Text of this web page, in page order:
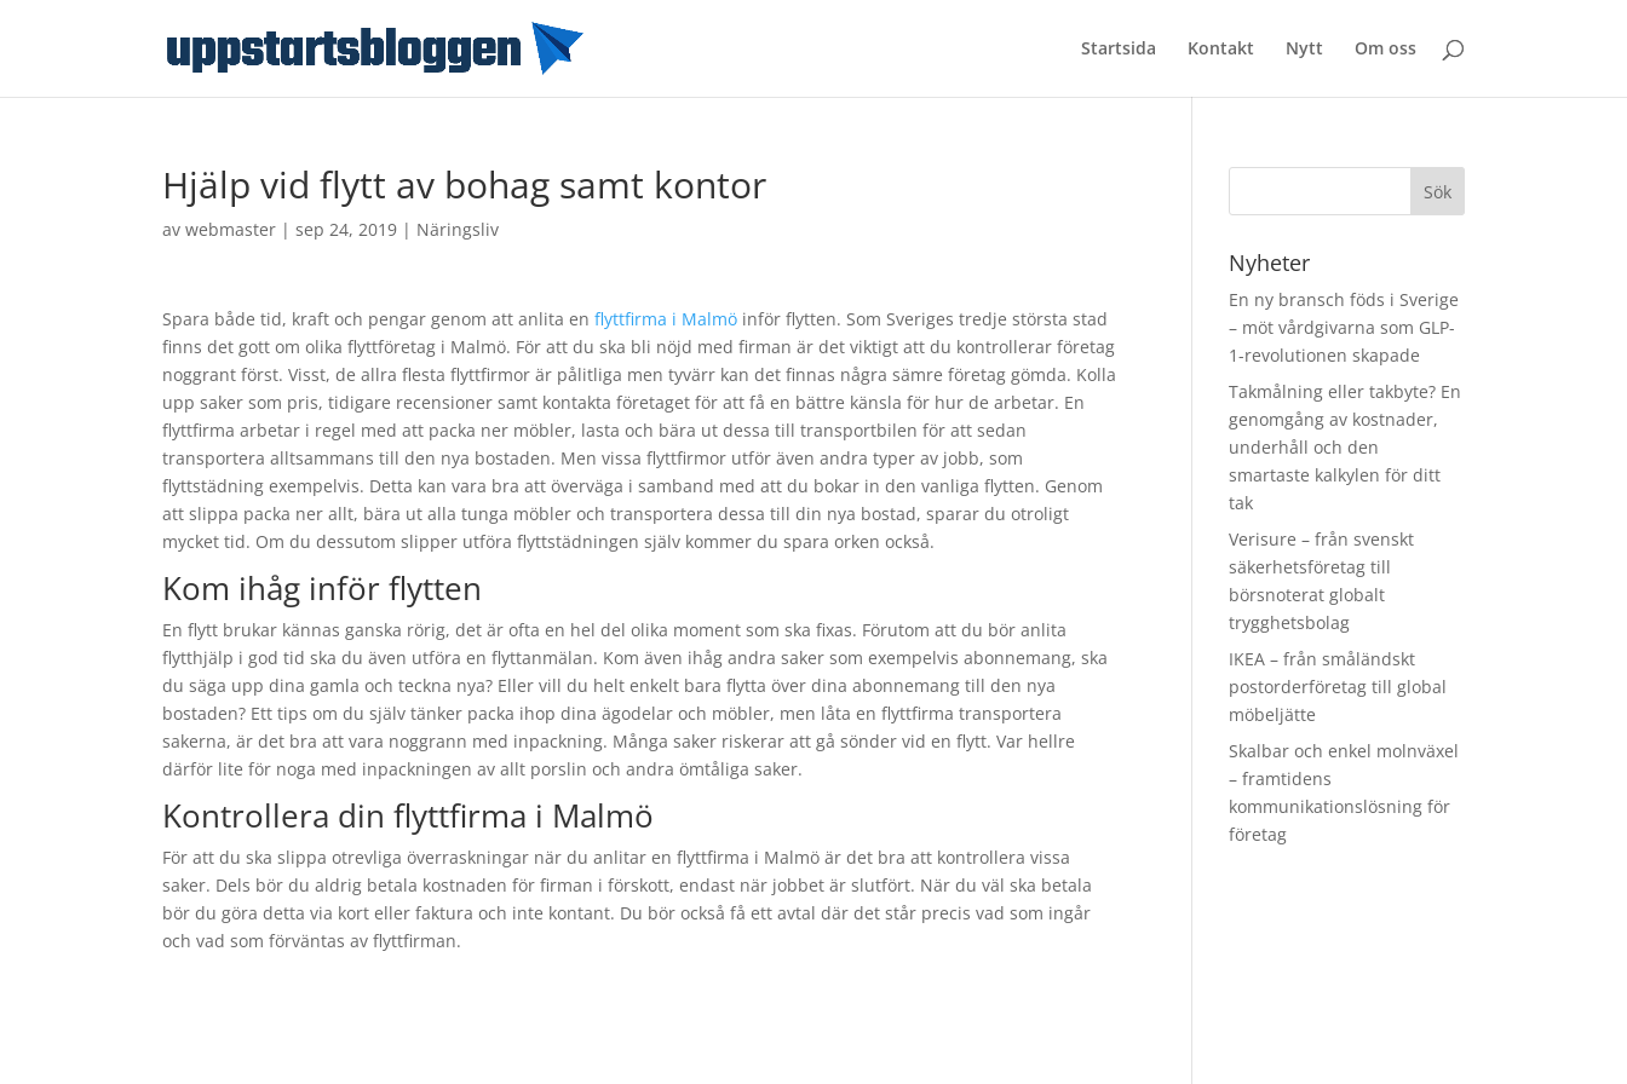
Startsida Kontakt Nytt Om oss
Hjälp vid flytt av bohag samt kontor
avwebmaster |sep 24, 2019 | Näringsliv
Spara både tid, kraft och pengar genom att anlita enflyttfirma i Malmö inför flytten. Som Sveriges tredje största stad
finns det gott om olika flyttföretag i Malmö. För att du ska bli nöjd med firman är det viktigt att du kontrollerar företag
noggrant först. Visst, de allra flesta flyttfirmor är pålitliga men tyvärr kan det finnas några sämre företag gömda. Kolla
upp saker som pris, tidigare recensioner samt kontakta företaget för att få en bättre känsla för hur de arbetar. En
flyttfirma arbetar i regel med att packa ner möbler, lasta och bära ut dessa till transportbilen för att sedan
transportera alltsammans till den nya bostaden. Men vissa flyttfirmor utför även andra typer av jobb, som
flyttstädning exempelvis. Detta kan vara bra att överväga i samband med att du bokar in den vanliga flytten. Genom
att slippa packa ner allt, bära ut alla tunga möbler och transportera dessa till din nya bostad, sparar du otroligt
mycket tid. Om du dessutom slipper utföra flyttstädningen själv kommer du spara orken också.
Kom ihåg inför flytten
En flytt brukar kännas ganska rörig, det är ofta en hel del olika moment som ska fixas. Förutom att du bör anlita
flytthjälp i god tid ska du även utföra en flyttanmälan. Kom även ihåg andra saker som exempelvis abonnemang, ska
du säga upp dina gamla och teckna nya? Eller vill du helt enkelt bara flytta över dina abonnemang till den nya
bostaden? Ett tips om du själv tänker packa ihop dina ägodelar och möbler, men låta en flyttfirma transportera
sakerna, är det bra att vara noggrann med inpackning. Många saker riskerar att gå sönder vid en flytt. Var hellre
därför lite för noga med inpackningen av allt porslin och andra ömtåliga saker.
Kontrollera din flyttfirma i Malmö
För att du ska slippa otrevliga överraskningar när du anlitar en flyttfirma i Malmö är det bra att kontrollera vissa
saker. Dels bör du aldrig betala kostnaden för firman i förskott, endast när jobbet är slutfört. När du väl ska betala
bör du göra detta via kort eller faktura och inte kontant. Du bör också få ett avtal där det står precis vad som ingår
och vad som förväntas av flyttfirman.
Nyheter
En ny bransch föds i Sverige
– möt vårdgivarna som GLP-
1-revolutionen skapade
Takmålning eller takbyte? En
genomgång av kostnader,
underhåll och den
smartaste kalkylen för ditt
tak
Verisure – från svenskt
säkerhetsföretag till
börsnoterat globalt
trygghetsbolag
IKEA – från småländskt
postorderföretag till global
möbeljätte
Skalbar och enkel molnväxel
– framtidens
kommunikationslösning för
företag